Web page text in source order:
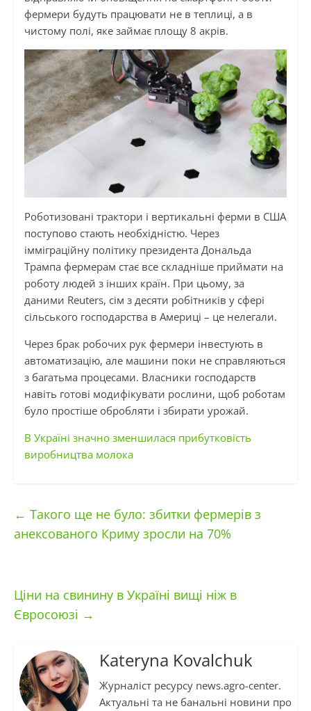
фермери будуть працювати не в теплиці, а в
чистому полі, яке займає площу 8 акрів.
Роботизовані трактори і вертикальні ферми в США
поступово стають необхідністю. Через
імміграційну політику президента Дональда
Трампа фермерам стає все складніше приймати на
роботу людей з інших країн. При цьому, за
даними Reuters, сім з десяти робітників у сфері
сільського господарства в Америці – це нелегали.
Через брак робочих рук фермери інвестують в
автоматизацію, але машини поки не справляються
з багатьма процесами. Власники господарств
навіть готові модифікувати рослини, щоб роботам
було простіше обробляти і збирати урожай.
В Україні значно зменшилася прибутковість
виробництва молока
← Такого ще не було: збитки фермерів з
анексованого Криму зросли на 70%
Ціни на свинину в Україні вищі ніж в
Євросоюзі →
Kateryna Kovalchuk
Журналіст ресурсу news.agro-center.
Актуальні та не банальні новини про